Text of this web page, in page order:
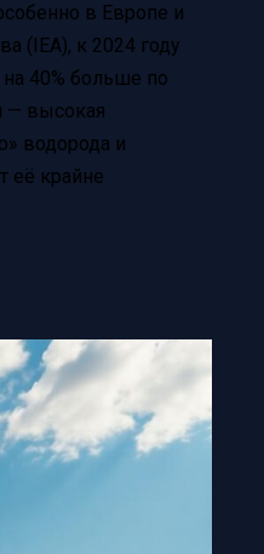
в Европе и
(IEA), к 2024 году
40% больше по
— высокая
водорода и
её крайне